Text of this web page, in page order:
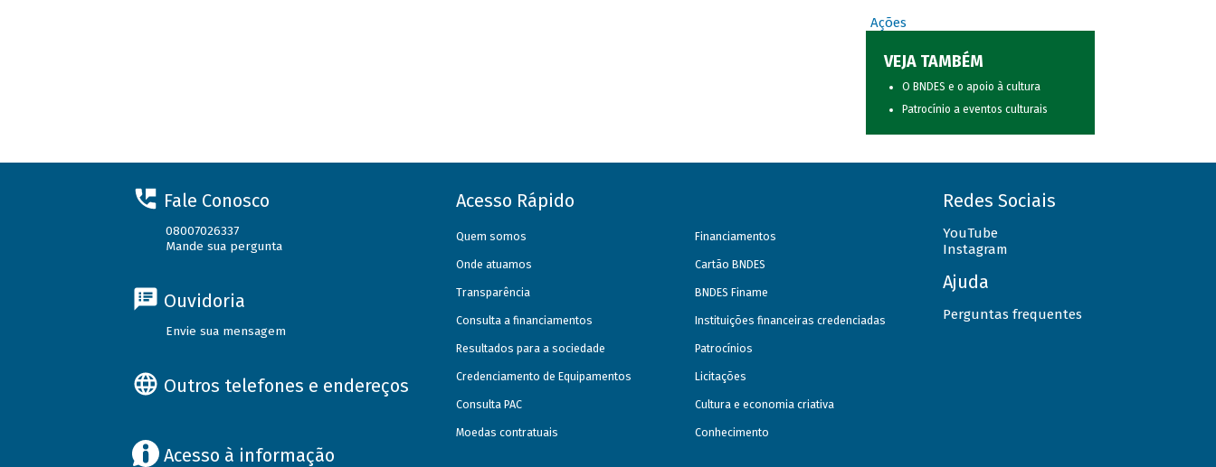
Ações
VEJA TAMBÉM
O BNDES e o apoio à cultura
Patrocínio a eventos culturais
Fale Conosco
08007026337
Mande sua pergunta
Ouvidoria
Envie sua mensagem
Outros telefones e endereços
Acesso à informação
Acesso Rápido
Quem somos
Onde atuamos
Transparência
Consulta a financiamentos
Resultados para a sociedade
Credenciamento de Equipamentos
Consulta PAC
Moedas contratuais
Financiamentos
Cartão BNDES
BNDES Finame
Instituições financeiras credenciadas
Patrocínios
Licitações
Cultura e economia criativa
Conhecimento
Redes Sociais
YouTube
Instagram
Ajuda
Perguntas frequentes